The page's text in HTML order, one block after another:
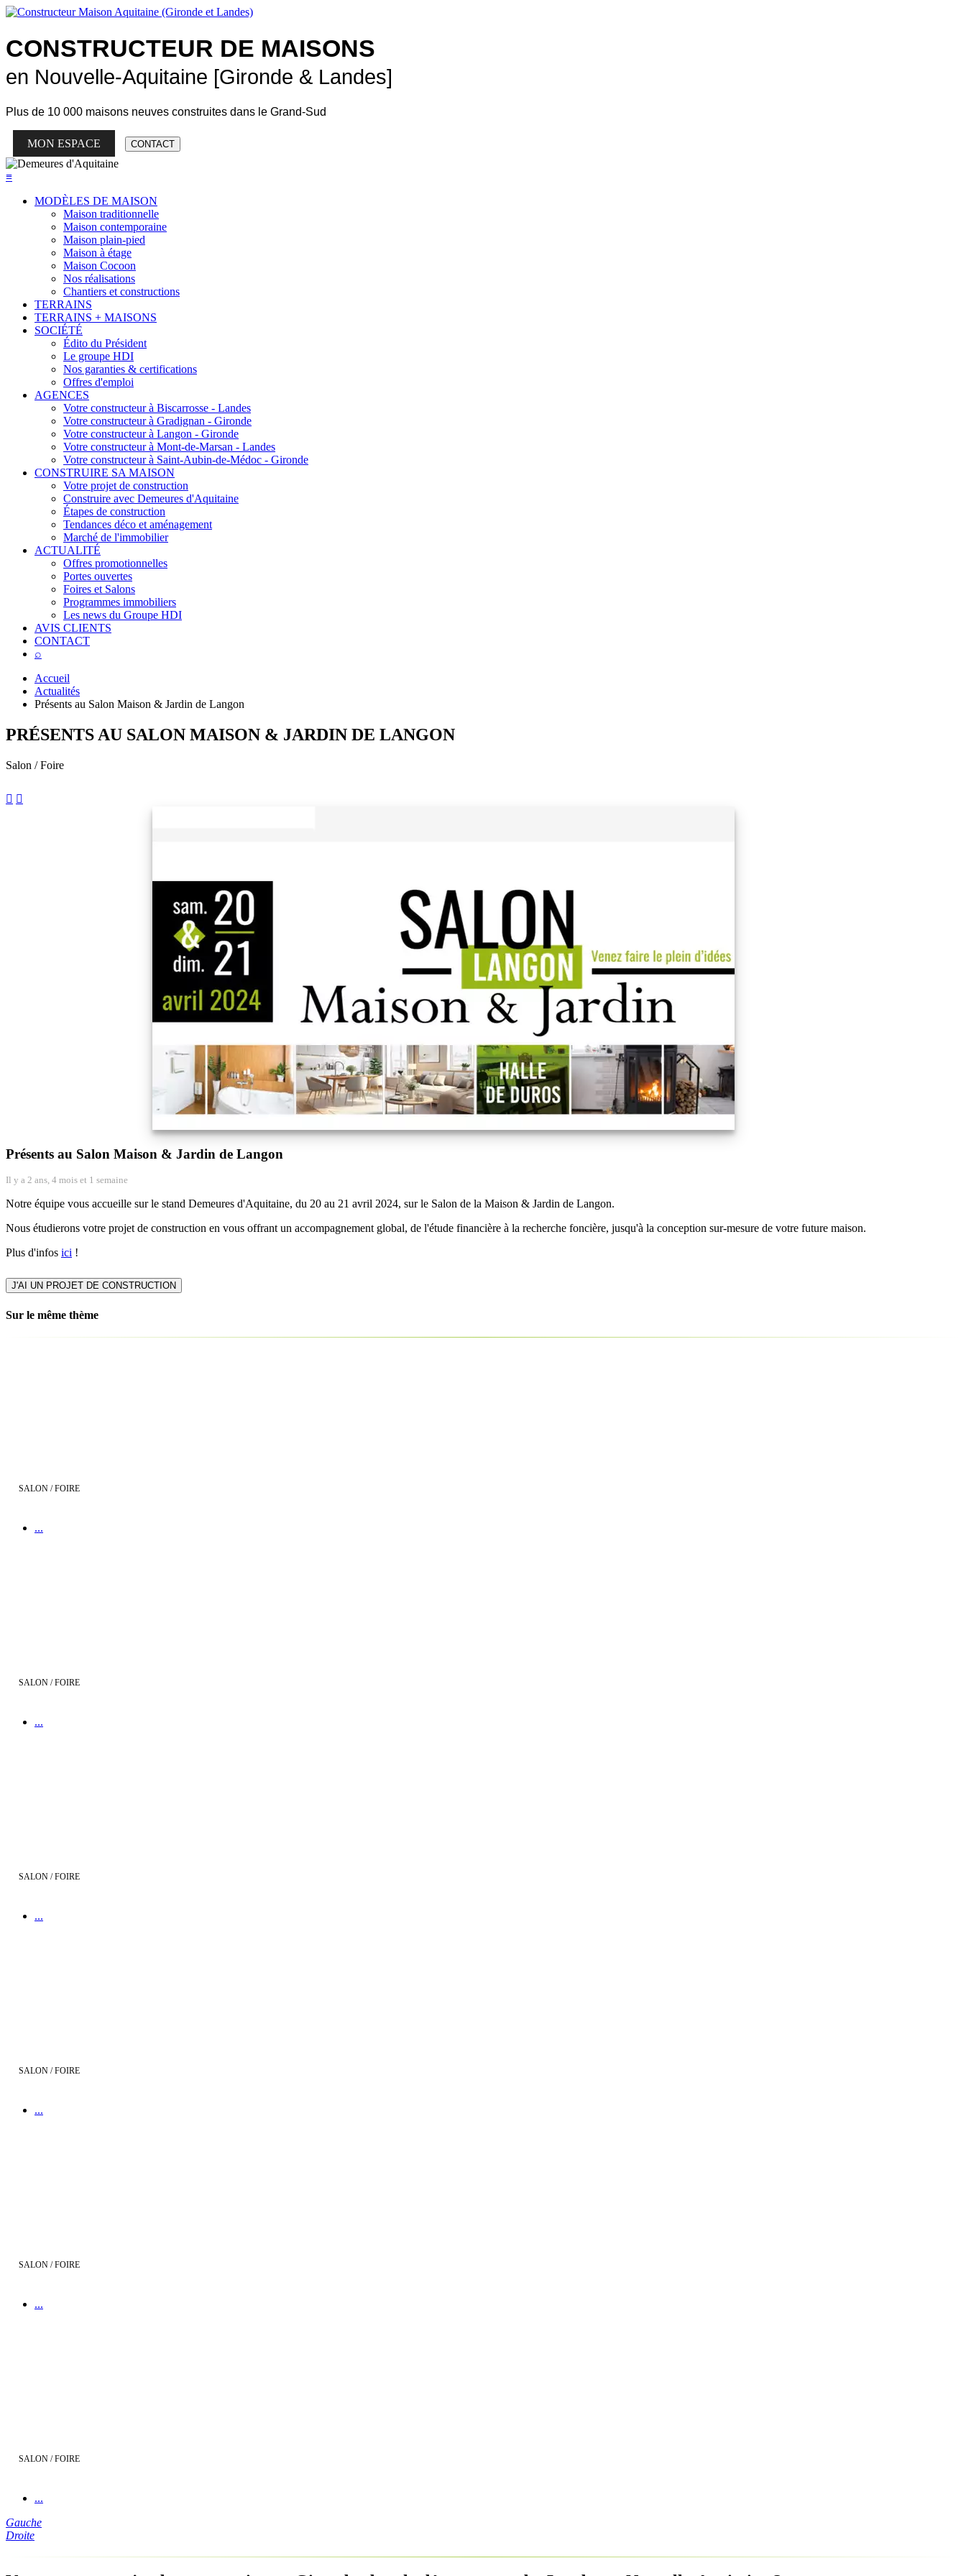
CONSTRUCTEUR DE MAISONS
en Nouvelle-Aquitaine [Gironde & Landes]
Plus de 10 000 maisons neuves construites dans le Grand-Sud
MON ESPACE CONTACT
≡
MODÈLES DE MAISON
Maison traditionnelle
Maison contemporaine
Maison plain-pied
Maison à étage
Maison Cocoon
Nos réalisations
Chantiers et constructions
TERRAINS
TERRAINS + MAISONS
SOCIÉTÉ
Édito du Président
Le groupe HDI
Nos garanties & certifications
Offres d'emploi
AGENCES
Votre constructeur à Biscarrosse - Landes
Votre constructeur à Gradignan - Gironde
Votre constructeur à Langon - Gironde
Votre constructeur à Mont-de-Marsan - Landes
Votre constructeur à Saint-Aubin-de-Médoc - Gironde
CONSTRUIRE SA MAISON
Votre projet de construction
Construire avec Demeures d'Aquitaine
Étapes de construction
Tendances déco et aménagement
Marché de l'immobilier
ACTUALITÉ
Offres promotionnelles
Portes ouvertes
Foires et Salons
Programmes immobiliers
Les news du Groupe HDI
AVIS CLIENTS
CONTACT
⌕
Accueil
Actualités
Présents au Salon Maison & Jardin de Langon
PRÉSENTS AU SALON MAISON & JARDIN DE LANGON
Salon / Foire
 
Présents au Salon Maison & Jardin de Langon
Il y a 2 ans, 4 mois et 1 semaine
Notre équipe vous accueille sur le stand Demeures d'Aquitaine, du 20 au 21 avril 2024, sur le Salon de la Maison & Jardin de Langon.
Nous étudierons votre projet de construction en vous offrant un accompagnement global, de l'étude financière à la recherche foncière, jusqu'à la conception sur-mesure de votre future maison.
Plus d'infos ici !
J'AI UN PROJET DE CONSTRUCTION
Sur le même thème
SALON / FOIRE
...
SALON / FOIRE
...
SALON / FOIRE
...
SALON / FOIRE
...
SALON / FOIRE
...
SALON / FOIRE
...
Gauche
Droite